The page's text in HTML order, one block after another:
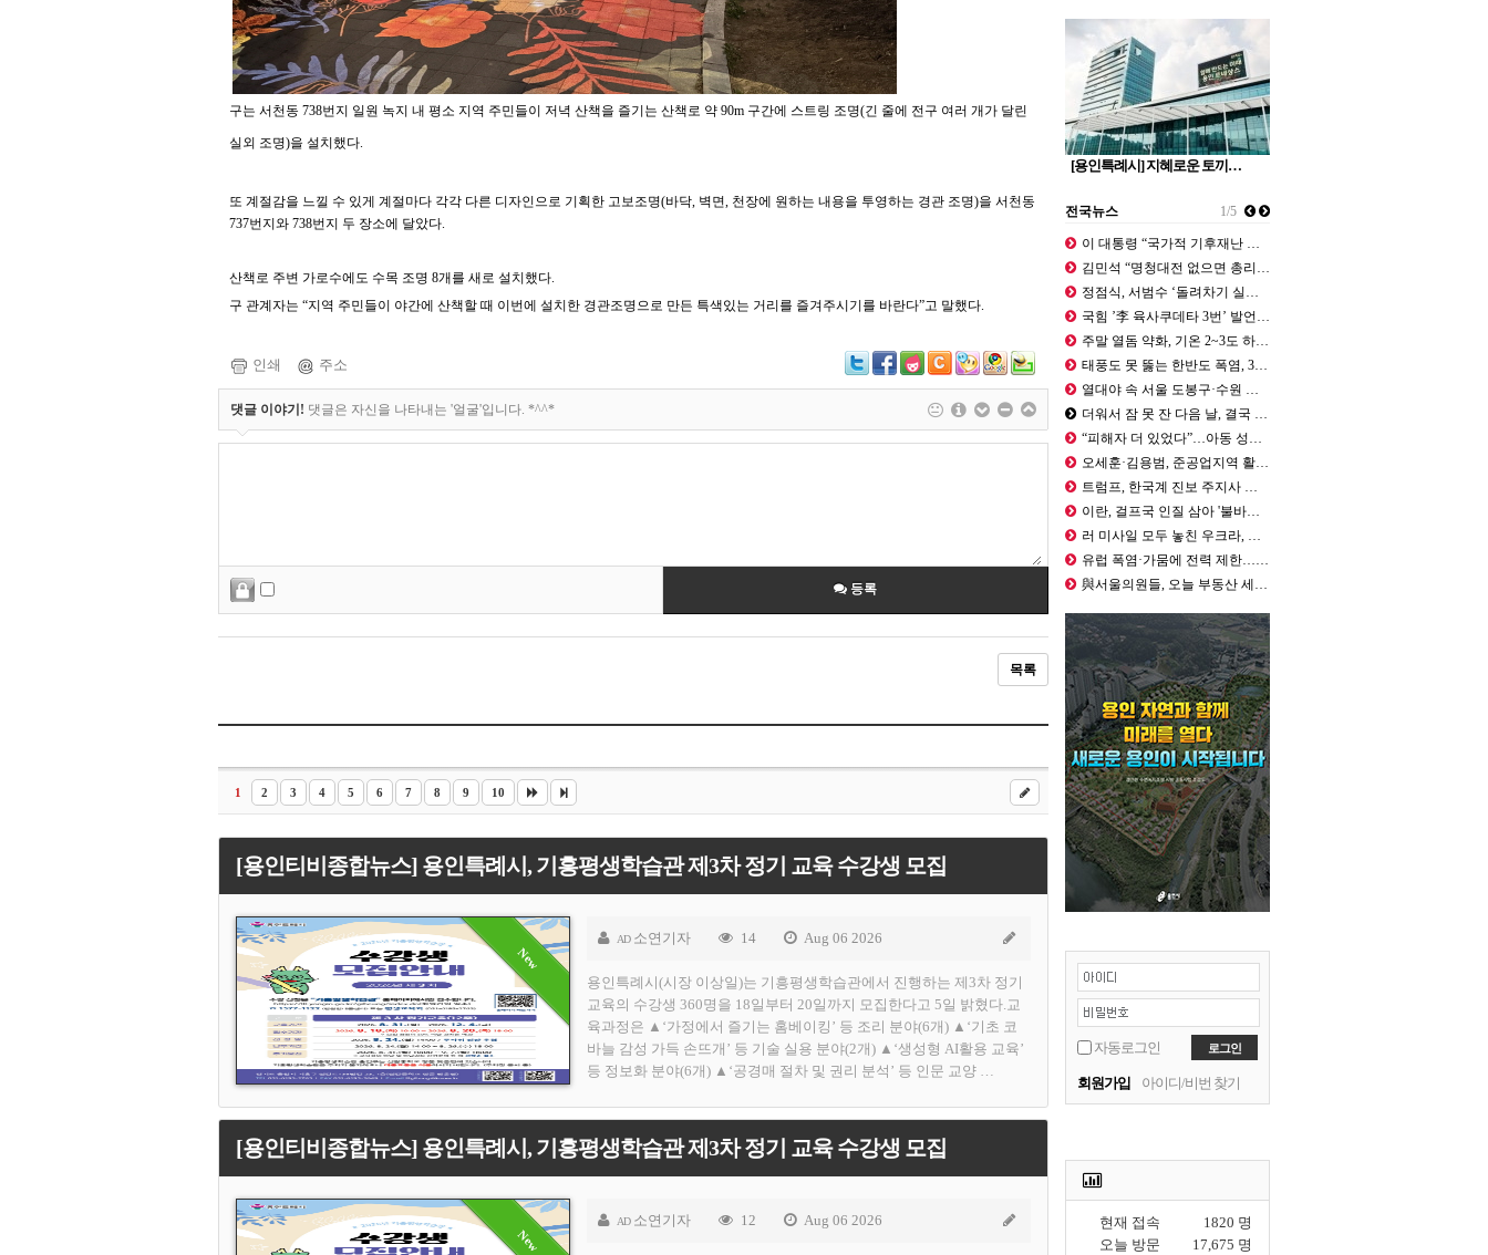
[용인특례시] 지혜로운 토끼…
1/5
전국뉴스
이 대통령 “국가적 기후재난 상황…폭…
김민석 “명청대전 없으면 총리 왜 그…
정점식, 서범수 ‘돌려차기 실언’에 …
국힘 ’李 육사쿠데타 3번’ 발언 십…
주말 열돔 약화, 기온 2~3도 하강…
태풍도 못 뚫는 한반도 폭염, 3개 …
열대야 속 서울 도봉구·수원 영통구 …
더워서 잠 못 잔 다음 날, 결국 쓰…
“피해자 더 있었다”…아동 성범죄 혐…
오세훈·김용범, 준공업지역 활용 공급…
트럼프, 한국계 진보 주지사 후보에 …
이란, 걸프국 인질 삼아 '불바다' …
러 미사일 모두 놓친 우크라, 방공망…
유럽 폭염·가뭄에 전력 제한…냉각수 …
與서울의원들, 오늘 부동산 세제 개편…
자동로그인
회원가입 아이디/비번 찾기
1820 명
현재 접속
17,675 명
오늘 방문
구는 서천동 738번지 일원 녹지 내 평소 지역 주민들이 저녁 산책을 즐기는 산책로 약 90m 구간에 스트링 조명(긴 줄에 전구 여러 개가 달린
실외 조명)을 설치했다.
또 계절감을 느낄 수 있게 계절마다 각각 다른 디자인으로 기획한 고보조명(바닥, 벽면, 천장에 원하는 내용을 투영하는 경관 조명)을 서천동
737번지와 738번지 두 장소에 달았다.
산책로 주변 가로수에도 수목 조명 8개를 새로 설치했다.
구 관계자는 “지역 주민들이 야간에 산책할 때 이번에 설치한 경관조명으로 만든 특색있는 거리를 즐겨주시기를 바란다”고 말했다.
인쇄 주소
댓글 이야기! 댓글은 자신을 나타내는 '얼굴'입니다. *^^*
등록
목록
1 2 3 4 5 6 7 8 9 10
[용인티비종합뉴스] 용인특례시, 기흥평생학습관 제3차 정기 교육 수강생 모집
AD 소연기자 14 Aug 06 2026
용인특례시(시장 이상일)는 기흥평생학습관에서 진행하는 제3차 정기
교육의 수강생 360명을 18일부터 20일까지 모집한다고 5일 밝혔다.교
육과정은 ▲‘가정에서 즐기는 홈베이킹’ 등 조리 분야(6개) ▲‘기초 코
바늘 감성 가득 손뜨개’ 등 기술 실용 분야(2개) ▲‘생성형 AI활용 교육’
등 정보화 분야(6개) ▲‘공경매 절차 및 권리 분석’ 등 인문 교양 …
[용인티비종합뉴스] 용인특례시, 기흥평생학습관 제3차 정기 교육 수강생 모집
AD 소연기자 12 Aug 06 2026